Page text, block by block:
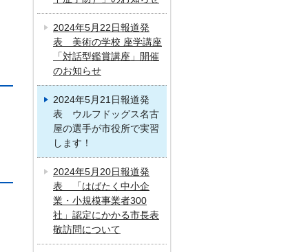
2024年5月22日報道発
表 美術の学校 座学講座
「対話型鑑賞講座」開催
のお知らせ
2024年5月21日報道発
表 ウルフドッグス名古
屋の選手が市役所で実習
します！
2024年5月20日報道発
表 「はばたく中小企
業・小規模事業者300
社」認定にかかる市長表
敬訪問について